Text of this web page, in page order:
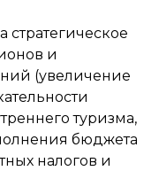
стратегическое
и
(увеличение
туризма,
бюджета
налогов и